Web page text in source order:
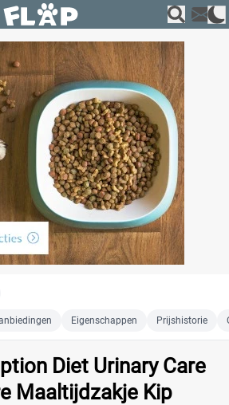
Eigenschappen Prijshistorie
Diet Urinary Care
Maaltijdzakje Kip